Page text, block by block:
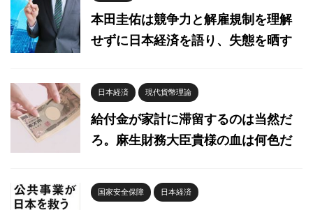
本田圭佑は競争力と解雇規制を理解
せずに日本経済を語り、失態を晒す
日本経済 現代貨幣理論
給付金が家計に滞留するのは当然だ
ろ。麻生財務大臣貴様の血は何色だ
国家安全保障 日本経済